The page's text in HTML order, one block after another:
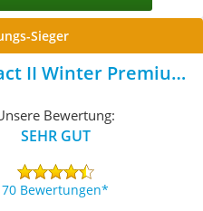
Sieger
II Winter Premium-
Bewertung:
SEHR GUT
70 Bewertungen